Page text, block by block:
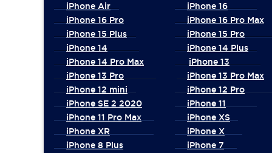
iPhone Air
iPhone 16
iPhone 16 Pro
iPhone 16 Pro Max
iPhone 15 Plus
iPhone 15 Pro
iPhone 14
iPhone 14 Plus
iPhone 14 Pro Max
iPhone 13
iPhone 13 Pro
iPhone 13 Pro Max
iPhone 12 mini
iPhone 12 Pro
iPhone SE 2 2020
iPhone 11
iPhone 11 Pro Max
iPhone XS
iPhone XR
iPhone X
iPhone 8 Plus
iPhone 7